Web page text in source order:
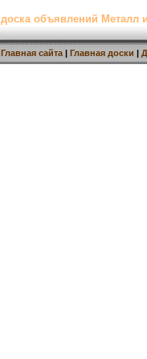
доска объявлений Металл
Главная сайта | Главная доски |